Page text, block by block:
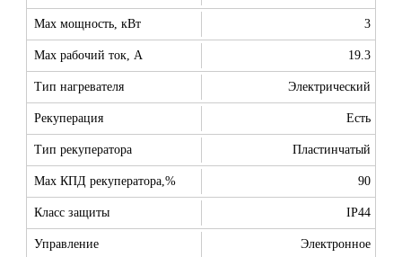
Max мощность, кВт 3
Max рабочий ток, А 19.3
Тип нагревателя Электрический
Рекуперация Есть
Тип рекуператора Пластинчатый
Max КПД рекуператора,% 90
Класс защиты IP44
Управление Электронное